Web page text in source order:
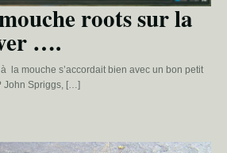
roots sur la
….
la mouche s’accordait bien avec un bon petit
John Spriggs, […]